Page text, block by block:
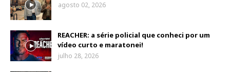
agosto 02, 2026
REACHER: a série policial que conheci por um
vídeo curto e maratonei!
julho 28, 2026